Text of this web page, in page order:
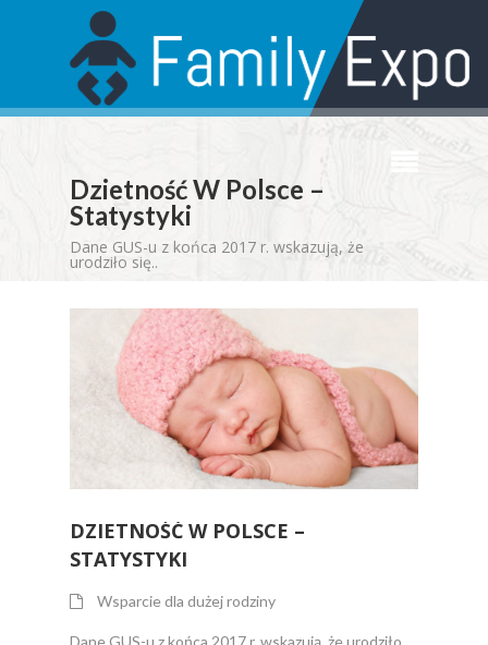
Dzietność W Polsce –
Statystyki
Dane GUS-u z końca 2017 r. wskazują, że
urodziło się..
DZIETNOŚĆ W POLSCE –
STATYSTYKI
Wsparcie dla dużej rodziny
Dane GUS-u z końca 2017 r. wskazują, że urodziło